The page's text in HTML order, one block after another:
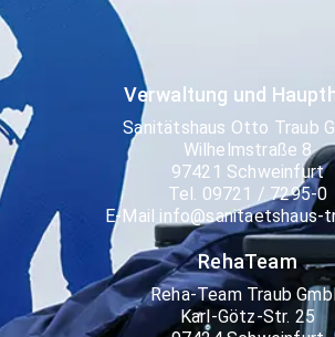
Verwaltung und
Sanitätshaus Otto Traub
Wilhelmstraße 8
97421 Schweinfurt
Tel. 09721 / 7295-0
E-Mail info@sanitaetshaus-
RehaTeam
Reha-Team Traub
Karl-Götz-Str. 25